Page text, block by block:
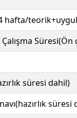
hafta/
Çalışma
süresi dahil)
süresi